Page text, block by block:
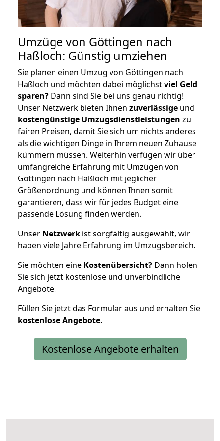
Umzüge von Göttingen nach
Haßloch: Günstig umziehen
Sie planen einen Umzug von Göttingen nach
Haßloch und möchten dabei möglichstviel Geld
sparen? Dann sind Sie bei uns genau richtig!
Unser Netzwerk bieten Ihnen zuverlässige und
kostengünstige Umzugsdienstleistungen zu
fairen Preisen, damit Sie sich um nichts anderes
als die wichtigen Dinge in Ihrem neuen Zuhause
kümmern müssen. Weiterhin verfügen wir über
umfangreiche Erfahrung mit Umzügen von
Göttingen nach Haßloch mit jeglicher
Größenordnung und können Ihnen somit
garantieren, dass wir für jedes Budget eine
passende Lösung finden werden.
Unser Netzwerk ist sorgfältig ausgewählt, wir
haben viele Jahre Erfahrung im Umzugsbereich.
Sie möchten eine Kostenübersicht? Dann holen
Sie sich jetzt kostenlose und unverbindliche
Angebote.
Füllen Sie jetzt das Formular aus und erhalten Sie
kostenloseAngebote.
Kostenlose Angebote erhalten